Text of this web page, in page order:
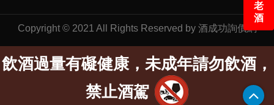
老
酒
Copyright © 2021 All Rights Reserved by 酒成功詢價網
飲酒過量有礙健康，未成年請勿飲酒，
禁止酒駕